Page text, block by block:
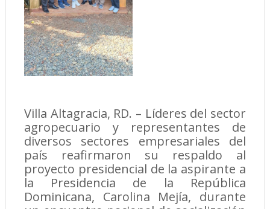
Villa Altagracia, RD. – Líderes del sector
agropecuario y representantes de
diversos sectores empresariales del
país reafirmaron su respaldo al
proyecto presidencial de la aspirante a
la Presidencia de la República
Dominicana, Carolina Mejía, durante